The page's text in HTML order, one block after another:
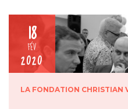
18
FÉV
2020
LA FONDATION CHRISTIAN